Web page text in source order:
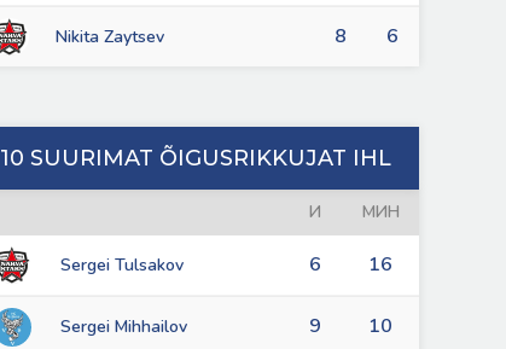
Nikita Zaytsev 8 6
10 SUURIMAT ÕIGUSRIKKUJAT IHL
И МИН
Sergei Tulsakov 6 16
Sergei Mihhailov 9 10